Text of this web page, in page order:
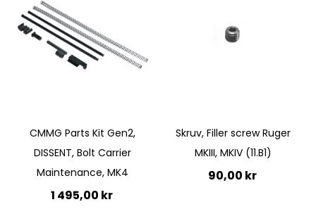
Quickview
CMMG Parts Kit Gen2,
DISSENT, Bolt Carrier
Maintenance, MK4
1 495,00 kr
Skruv, Filler screw Ruger
MKIII, MKIV (11.B1)
90,00 kr